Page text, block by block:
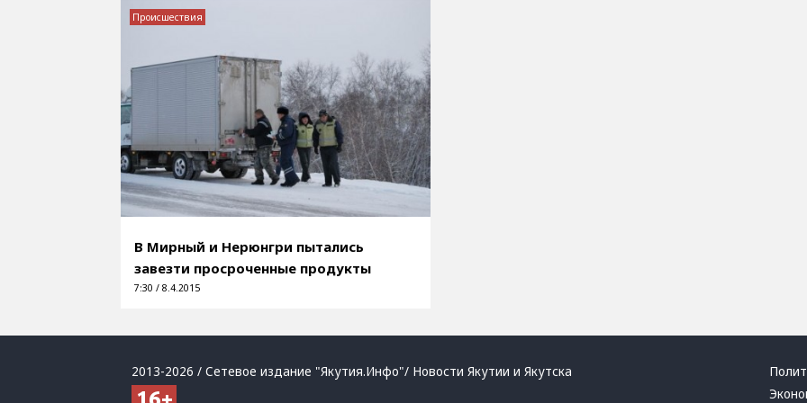
В Мирный и Нерюнгри пытались
завезти просроченные продукты
7:30 / 8.4.2015
Происшествия
2013-2026 / Сетевое издание "Якутия.Инфо"/ Новости Якутии и Якутска